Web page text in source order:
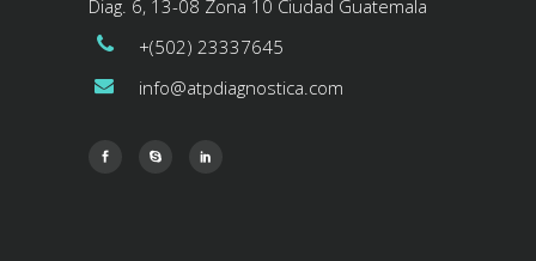
Diag. 6, 13-08 Zona 10 Ciudad Guatemala
+(502) 23337645
info@atpdiagnostica.com